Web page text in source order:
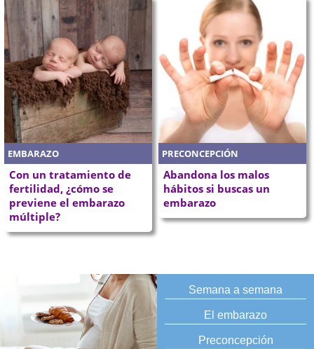
EMBARAZO
Con un tratamiento de
fertilidad, ¿cómo se
previene el embarazo
múltiple?
PRECONCEPCIÓN
Abandona los malos
hábitos si buscas un
embarazo
Semana a semana
El embarazo
Preconcepción